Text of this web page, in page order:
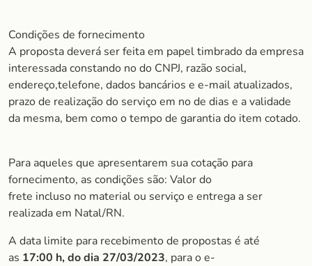
Condições de fornecimento
A proposta deverá ser feita em papel timbrado da empresa
interessada constando no do CNPJ, razão social,
endereço,telefone, dados bancários e e-mail atualizados,
prazo de realização do serviço em no de dias e a validade
da mesma, bem como o tempo de garantia do item cotado.
Para aqueles que apresentarem sua cotação para
fornecimento, as condições são: Valor do
frete incluso no material ou serviço e entrega a ser
realizada em Natal/RN.
A data limite para recebimento de propostas é até
as 17:00 h, do dia 27/03/2023, para o e-